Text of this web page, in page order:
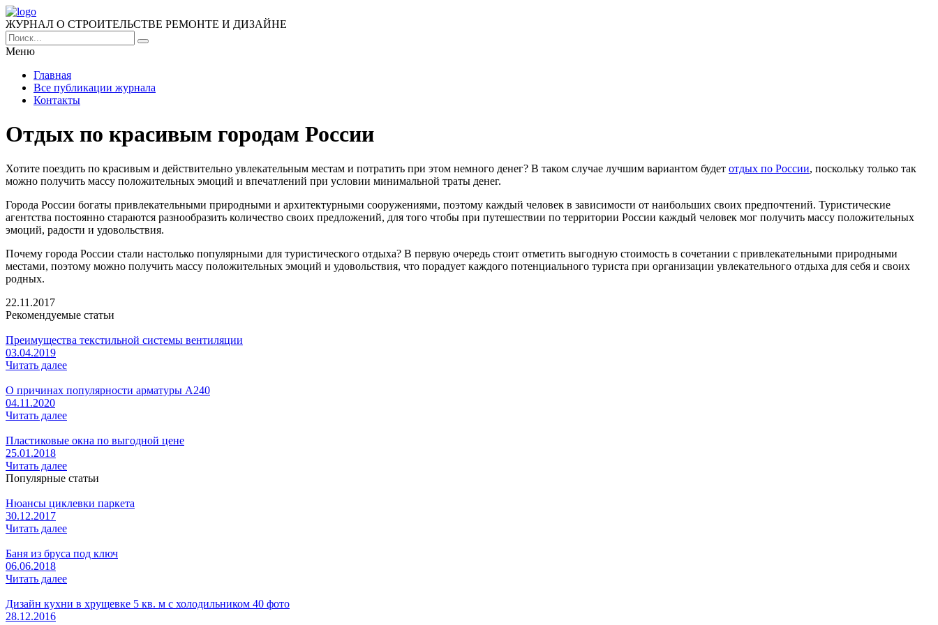
ЖУРНАЛ О СТРОИТЕЛЬСТВЕ РЕМОНТЕ И ДИЗАЙНЕ
Меню
Главная
Все публикации журнала
Контакты
Отдых по красивым городам России
Хотите поездить по красивым и действительно увлекательным местам и потратить при этом немного денег? В таком случае лучшим вариантом будет отдых по России, поскольку только так
можно получить массу положительных эмоций и впечатлений при условии минимальной траты денег.
Города России богаты привлекательными природными и архитектурными сооружениями, поэтому каждый человек в зависимости от наибольших своих предпочтений. Туристические
агентства постоянно стараются разнообразить количество своих предложений, для того чтобы при путешествии по территории России каждый человек мог получить массу положительных
эмоций, радости и удовольствия.
Почему города России стали настолько популярными для туристического отдыха? В первую очередь стоит отметить выгодную стоимость в сочетании с привлекательными природными
местами, поэтому можно получить массу положительных эмоций и удовольствия, что порадует каждого потенциального туриста при организации увлекательного отдыха для себя и своих
родных.
22.11.2017
Рекомендуемые статьи
Преимущества текстильной системы вентиляции
03.04.2019
Читать далее
О причинах популярности арматуры А240
04.11.2020
Читать далее
Пластиковые окна по выгодной цене
25.01.2018
Читать далее
Популярные статьи
Нюансы циклевки паркета
30.12.2017
Читать далее
Баня из бруса под ключ
06.06.2018
Читать далее
Дизайн кухни в хрущевке 5 кв. м с холодильником 40 фото
28.12.2016